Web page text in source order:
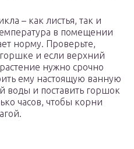
– как листья, так и
в помещении
норму. Проверьте,
и если верхний
нужно срочно
ему настоящую ванную
воды и поставить горшок
часов, чтобы корни